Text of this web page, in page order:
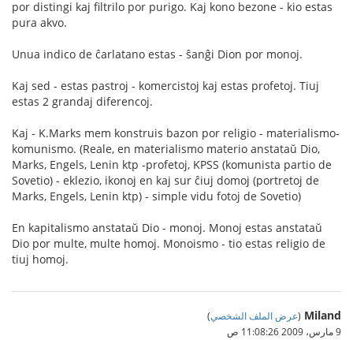
por distingi kaj filtrilo por purigo. Kaj kono bezone - kio estas
pura akvo.
Unua indico de ĉarlatano estas - ŝanĝi Dion por monoj.
Kaj sed - estas pastroj - komercistoj kaj estas profetoj. Tiuj
estas 2 grandaj diferencoj.
Kaj - K.Marks mem konstruis bazon por religio - materialismo-
komunismo. (Reale, en materialismo materio anstataŭ Dio,
Marks, Engels, Lenin ktp -profetoj, KPSS (komunista partio de
Sovetio) - eklezio, ikonoj en kaj sur ĉiuj domoj (portretoj de
Marks, Engels, Lenin ktp) - simple vidu fotoj de Sovetio)
En kapitalismo anstataŭ Dio - monoj. Monoj estas anstataŭ
Dio por multe, multe homoj. Monoismo - tio estas religio de
tiuj homoj.
Miland
(عرض الملف الشخصي)
9 مارس، 2009 11:08:26 ص